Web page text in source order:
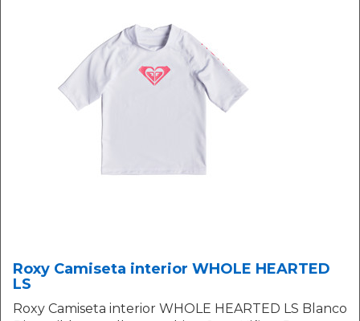
Roxy Camiseta interior WHOLE HEARTED
LS
Roxy Camiseta interior WHOLE HEARTED LS Blanco